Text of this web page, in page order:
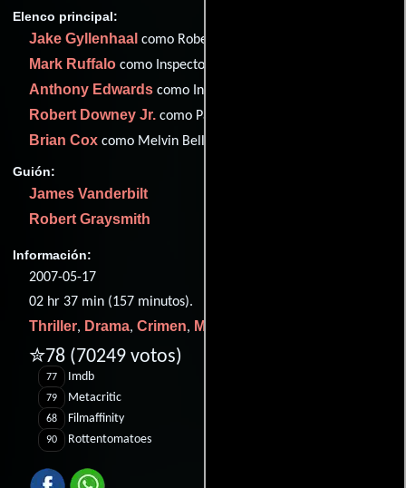
Elenco principal:
Jake Gyllenhaal como Robert Graysmith
Mark Ruffalo como Inspector David Toschi
Anthony Edwards como Inspector William Armstrong
Robert Downey Jr. como Paul Avery
Brian Cox como Melvin Belli
Guión:
James Vanderbilt
Robert Graysmith
Información:
2007-05-17
02 hr 37 min (157 minutos).
Thriller, Drama, Crimen, Misterio
✮78 (70249 votos)
77 Imdb
79 Metacritic
68 Filmaffinity
90 Rottentomatoes